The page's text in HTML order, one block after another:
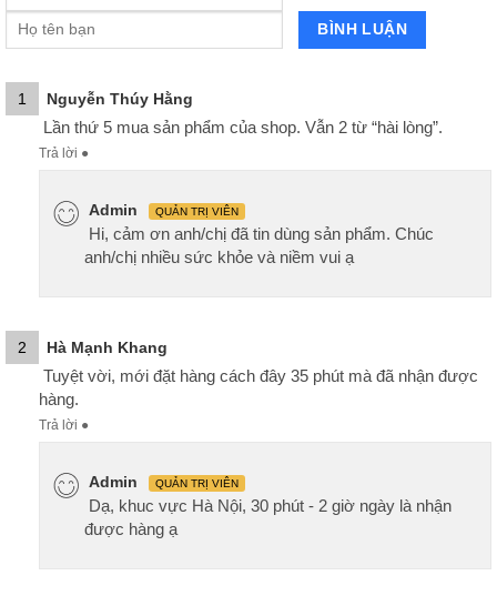
1 Nguyễn Thúy Hằng
Lần thứ 5 mua sản phẩm của shop. Vẫn 2 từ “hài lòng”.
Trả lời ●
Admin QUẢN TRỊ VIÊN
Hi, cảm ơn anh/chị đã tin dùng sản phẩm. Chúc
anh/chị nhiều sức khỏe và niềm vui ạ
2 Hà Mạnh Khang
Tuyệt vời, mới đặt hàng cách đây 35 phút mà đã nhận được
hàng.
Trả lời ●
Admin QUẢN TRỊ VIÊN
Dạ, khuc vực Hà Nội, 30 phút - 2 giờ ngày là nhận
được hàng ạ